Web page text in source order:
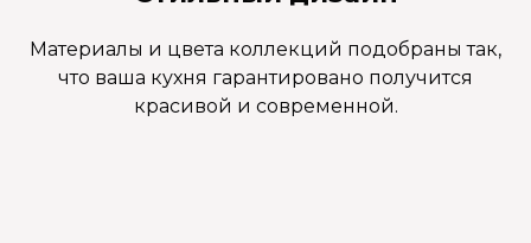
Материалы и цвета коллекций подобраны так,
что ваша кухня гарантировано получится
красивой и современной.